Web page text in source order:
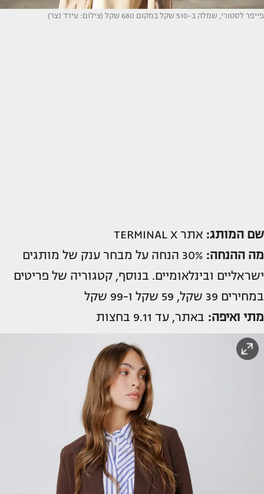
פייפר לסטורי, שמלה ב-510 שקל במקום 680 שקל (צילום: עירד נצר)
שם המותג: אתר TERMINAL X
מה ההנחה:
30% הנחה על מבחר ענק של מותגים
ישראליים ובינלאומיים. בנוסף, קטגוריה של פריטים
במחירים 39 שקל, 59 שקל ו-99 שקל
מתי ואיפה: באתר, עד 9.11 בחצות